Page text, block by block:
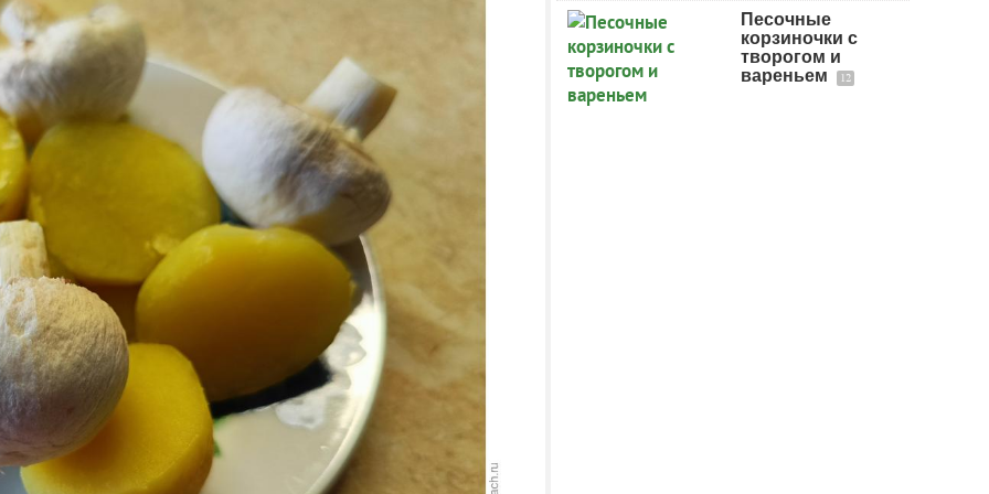
Песочные
корзиночки с
творогом и
вареньем
12